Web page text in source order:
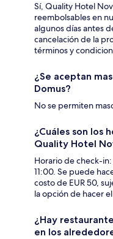
Sí, Quality Hotel
reembolsables en
algunos días antes
cancelación de la
términos y
¿Se aceptan
Domus?
No se permiten
¿Cuáles son los
Quality Hotel
Horario de check-
11:00. Se puede
costo de EUR 50,
la opción de hacer
¿Hay
en los